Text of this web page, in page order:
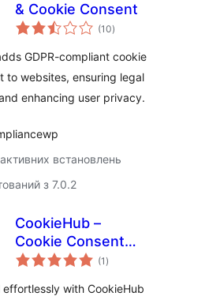
& Cookie Consent
(10загальний
рейтинг
)
GDPR-compliant cookie
to websites, ensuring legal
enhancing user privacy.
встановлень
з 7.0.2
CookieHub –
Cookie Consent
Banner (DSGVO,
(1 загальний
рейтинг
)
with CookieHub